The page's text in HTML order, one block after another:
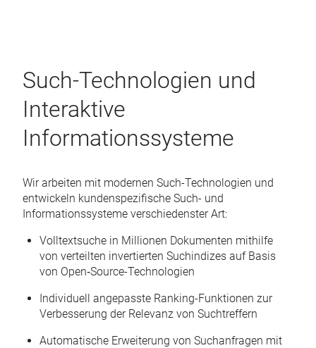
Such-Technologien und
Interaktive
Informationssysteme
Wir arbeiten mit modernen Such-Technologien und
entwickeln kundenspezifische Such- und
Informationssysteme verschiedenster Art:
Volltextsuche in Millionen Dokumenten mithilfe
von verteilten invertierten Suchindizes auf Basis
von Open‑Source-Technologien
Individuell angepasste Ranking-Funktionen zur
Verbesserung der Relevanz von Suchtreffern
Automatische Erweiterung von Suchanfragen mit